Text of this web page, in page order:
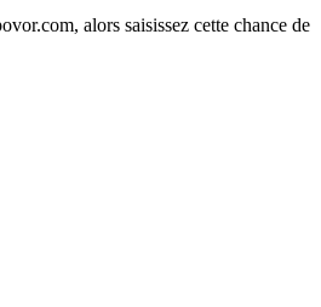
alors saisissez cette chance de